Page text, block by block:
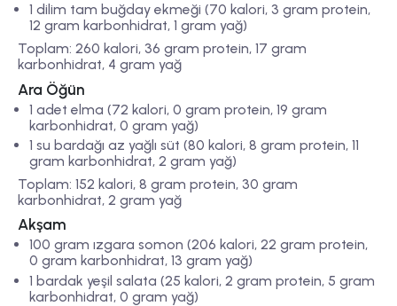
1 dilim tam buğday ekmeği (70 kalori, 3 gram protein,
12 gram karbonhidrat, 1 gram yağ)
Toplam: 260 kalori, 36 gram protein, 17 gram
karbonhidrat, 4 gram yağ
Ara Öğün
1 adet elma (72 kalori, 0 gram protein, 19 gram
karbonhidrat, 0 gram yağ)
1 su bardağı az yağlı süt (80 kalori, 8 gram protein, 11
gram karbonhidrat, 2 gram yağ)
Toplam: 152 kalori, 8 gram protein, 30 gram
karbonhidrat, 2 gram yağ
Akşam
100 gram ızgara somon (206 kalori, 22 gram protein,
0 gram karbonhidrat, 13 gram yağ)
1 bardak yeşil salata (25 kalori, 2 gram protein, 5 gram
karbonhidrat, 0 gram yağ)